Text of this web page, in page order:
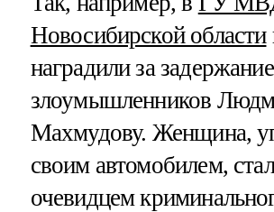
Новосибирской области
наградили за
злоумышленников
Махмудову. Женщина,
своим автомобилем,
очевидцем